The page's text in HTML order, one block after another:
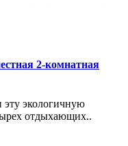
2-комнатная
эту экологичную
отдыхающих..